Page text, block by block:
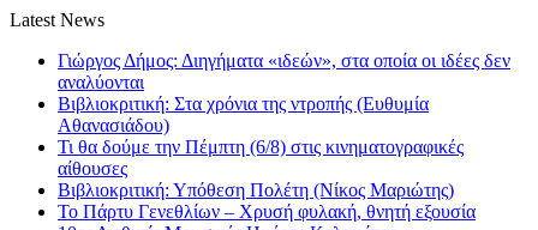
Latest News
Γιώργος Δήμος: Διηγήματα «ιδεών», στα οποία οι ιδέες δεν
αναλύονται
Βιβλιοκριτική: Στα χρόνια της ντροπής (Ευθυμία
Αθανασιάδου)
Τι θα δούμε την Πέμπτη (6/8) στις κινηματογραφικές
αίθουσες
Βιβλιοκριτική: Υπόθεση Πολέτη (Νίκος Μαριώτης)
Το Πάρτυ Γενεθλίων – Χρυσή φυλακή, θνητή εξουσία